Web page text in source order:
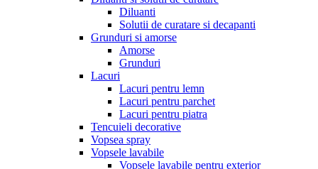
Diluanti
Solutii de curatare si decapanti
Grunduri si amorse
Amorse
Grunduri
Lacuri
Lacuri pentru lemn
Lacuri pentru parchet
Lacuri pentru piatra
Tencuieli decorative
Vopsea spray
Vopsele lavabile
Vopsele lavabile pentru exterior